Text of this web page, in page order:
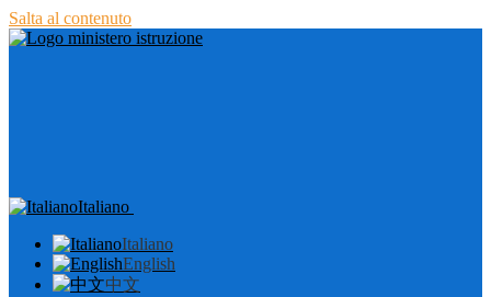
Salta al contenuto
Italiano
Italiano
English
中文